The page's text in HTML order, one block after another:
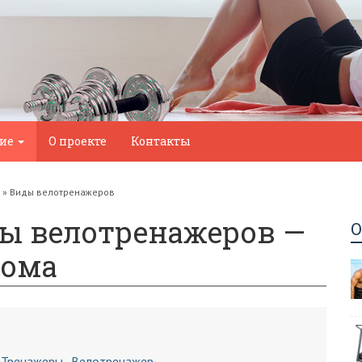
О проекте Контакты
» Виды велотренажеров
велотренажеров —